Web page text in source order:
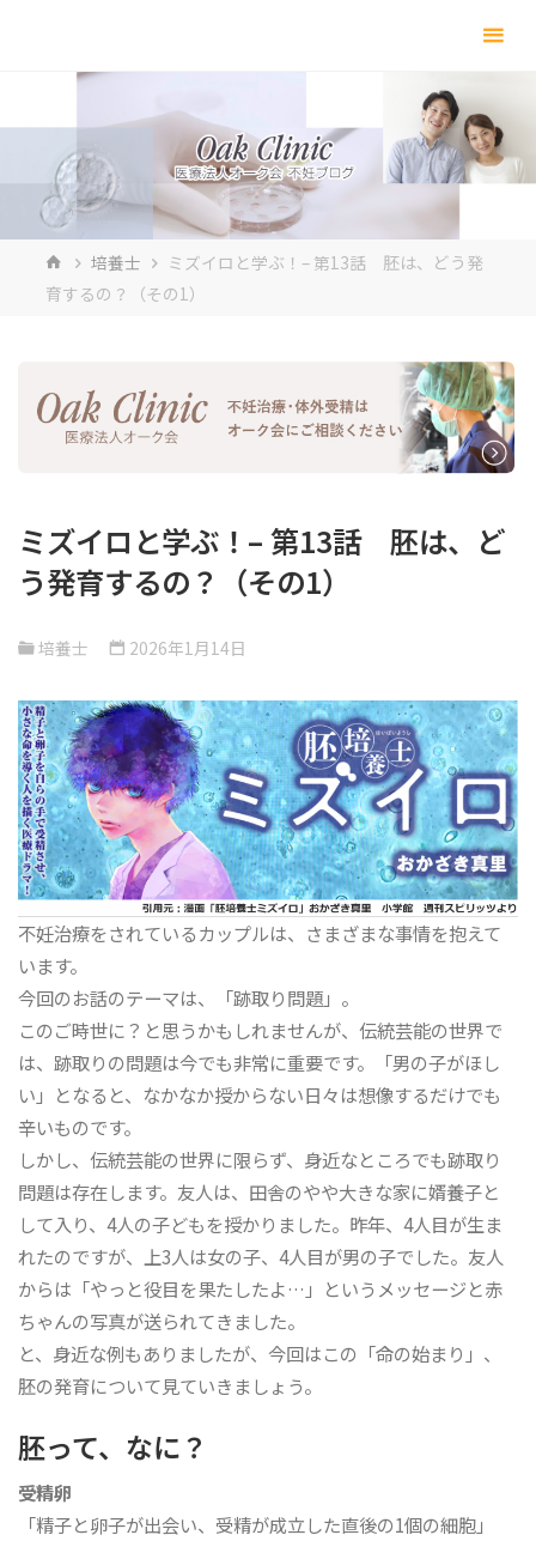
キ
ホ
ー
培養士
ミズイロと学ぶ！– 第13話 胚は、どう発
育するの？（その1）
ミズイロと学ぶ！– 第13話 胚は、ど
う発育するの？（その1）
培養士 2026年1月14日
不妊治療をされているカップルは、さまざまな事情を抱えて
います。
今回のお話のテーマは、「跡取り問題」。
このご時世に？と思うかもしれませんが、伝統芸能の世界で
は、跡取りの問題は今でも非常に重要です。「男の子がほし
い」となると、なかなか授からない日々は想像するだけでも
辛いものです。
しかし、伝統芸能の世界に限らず、身近なところでも跡取り
問題は存在します。友人は、田舎のやや大きな家に婿養子と
して入り、4人の子どもを授かりました。昨年、4人目が生ま
れたのですが、上3人は女の子、4人目が男の子でした。友人
からは「やっと役目を果たしたよ…」というメッセージと赤
ちゃんの写真が送られてきました。
と、身近な例もありましたが、今回はこの「命の始まり」、
胚の発育について見ていきましょう。
胚って、なに？
受精卵
「精子と卵子が出会い、受精が成立した直後の1個の細胞」